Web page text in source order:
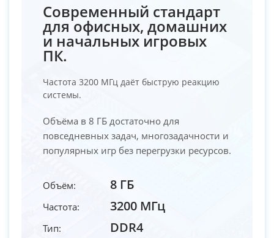
Современный стандарт
для офисных, домашних
и начальных игровых
ПК.
Частота 3200 МГц даёт быструю реакцию
системы.
Объёма в 8 ГБ достаточно для
повседневных задач, многозадачности и
популярных игр без перегрузки ресурсов.
Объём: 8 ГБ
Частота: 3200 МГц
Тип: DDR4